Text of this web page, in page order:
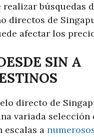
realizar búsquedas
directos de
afectar los
SIN A
directo de
variada selección
escalas a